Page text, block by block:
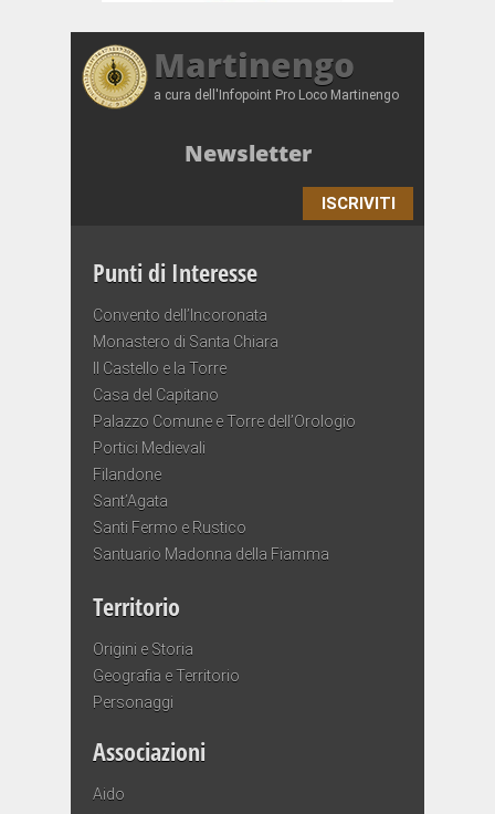
Martinengo
a cura dell'Infopoint Pro Loco Martinengo
Newsletter
ISCRIVITI
Punti di Interesse
Convento dell’Incoronata
Monastero di Santa Chiara
Il Castello e la Torre
Casa del Capitano
Palazzo Comune e Torre dell’Orologio
Portici Medievali
Filandone
Sant’Agata
Santi Fermo e Rustico
Santuario Madonna della Fiamma
Territorio
Origini e Storia
Geografia e Territorio
Personaggi
Associazioni
Aido